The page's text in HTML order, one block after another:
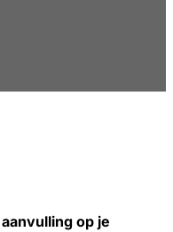
op je